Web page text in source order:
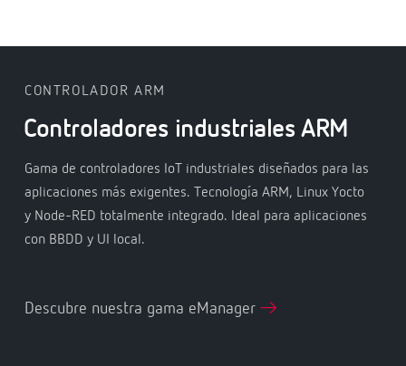
CONTROLADOR ARM
Controladores industriales ARM
Gama de controladores IoT industriales diseñados para las
aplicaciones más exigentes. Tecnología ARM, Linux Yocto
y Node-RED totalmente integrado. Ideal para aplicaciones
con BBDD y UI local.
Descubre nuestra gama eManager